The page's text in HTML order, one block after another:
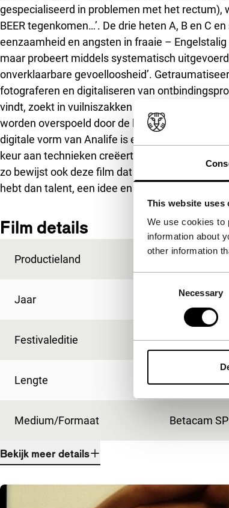
This website uses
We use cookies to
information about
other information
Necessary
gespecialiseerd in problemen met het rectum),
BEER tegenkomen…’. De drie heten A, B en C
eenzaamheid en angsten in fraaie –
maar probeert middels systematisch
onverklaarbare gevoelloosheid’.
fotograferen en digitaliseren van
vindt, zoekt in vuilniszakken naar achteloos
worden overspoeld door de beeldenvloed’, zo
digitale vorm van Analife is een kritische
keur aan technieken creëert Goda een even
zo bewijst ook deze film dat je voor het maken
hebt dan talent, een idee en een beetje
Film details
Productieland
Jaar 2005
Festivaleditie IFFR 2006
Lengte
Medium/Formaat Betacam
Bekijk meer details